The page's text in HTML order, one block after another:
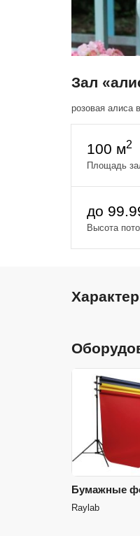
Зал
розовая алиса
100 м2
Площадь
до
Высота
Бумажные
Raylab